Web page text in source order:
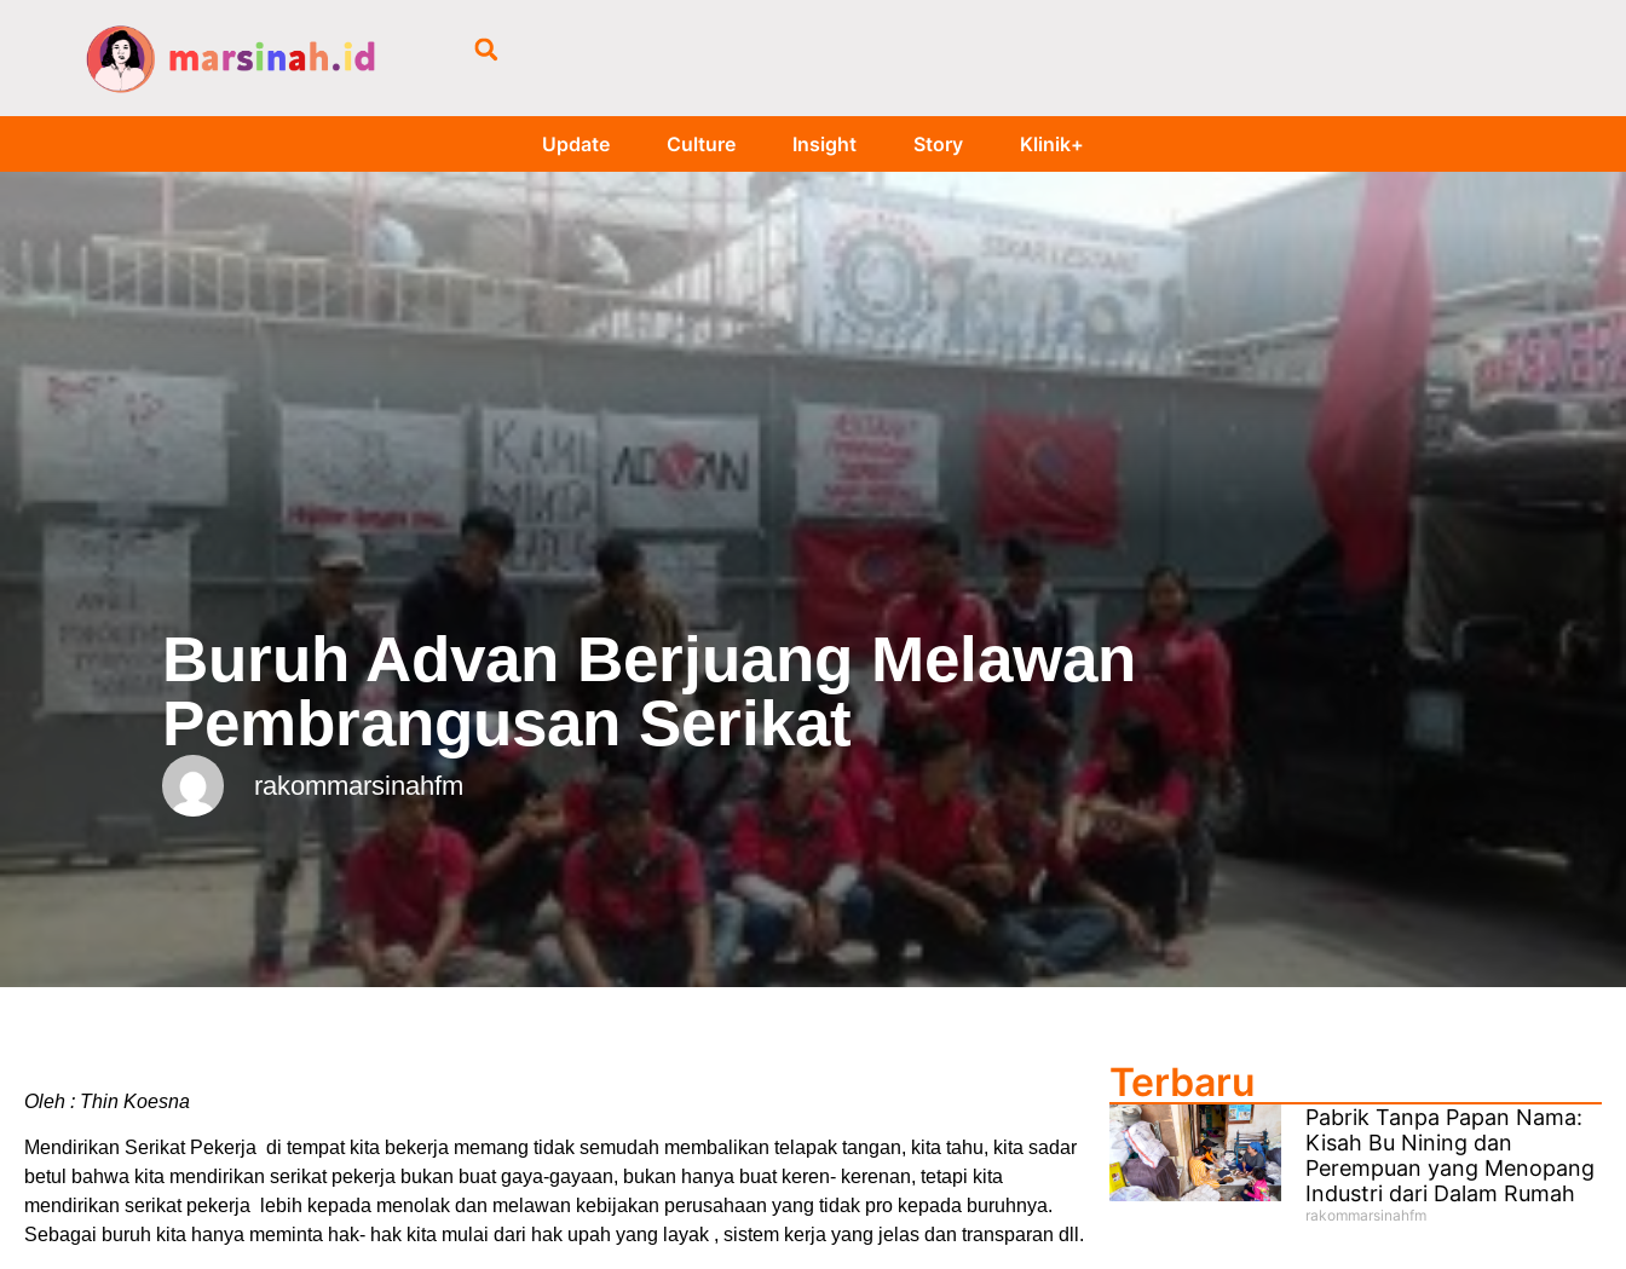
Update Culture Insight Story Klinik+
Buruh Advan Berjuang Melawan
Pembrangusan Serikat
rakommarsinahfm
Oleh : Thin Koesna
Mendirikan Serikat Pekerja di tempat kita bekerja memang tidak semudah membalikan telapak tangan, kita tahu, kita sadar
betul bahwa kita mendirikan serikat pekerja bukan buat gaya-gayaan, bukan hanya buat keren- kerenan, tetapi kita
mendirikan serikat pekerja lebih kepada menolak dan melawan kebijakan perusahaan yang tidak pro kepada buruhnya.
Sebagai buruh kita hanya meminta hak- hak kita mulai dari hak upah yang layak , sistem kerja yang jelas dan transparan dll.
Terbaru
Pabrik Tanpa Papan Nama:
Kisah Bu Nining dan
Perempuan yang Menopang
Industri dari Dalam Rumah
rakommarsinahfm